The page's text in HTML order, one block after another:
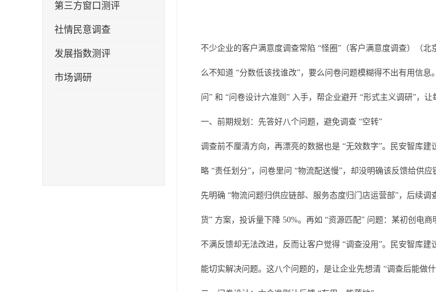
第三方窗口测评
社情民意调查
发展指数测评
市场调研
不少企业的客户满意度调查常陷 “怪圈”（客户满意度调查）（
么不知道 “分数低该找谁改”，要么问卷问题模糊得不出有用信
问” 和 “问卷设计六准则” 入手，帮企业避开 “形式主义调研”，
一、前期规划：先答好八个问题，避免调查 “空转”
调查前不厘清方向，再漂亮的数据也是 “无效数字”。民安智库
略 “责任划分”，问卷里问 “物流配送慢”，却没明确该反馈给供
先明确 “物流问题归供应链部、服务态度归门店运营部”，后续
货” 方案，投诉量下降 50%。再如 “资源匹配” 问题：某初创电
不满反馈却无法改进，反而让客户觉得 “调查没用”。民安智库
能切实解决问题。这八个问题的，是让企业先想清 “调查后能做